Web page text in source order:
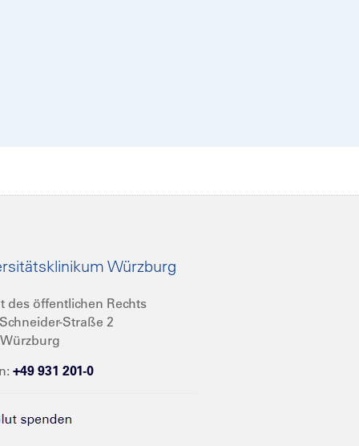
Würzburg
des öffentlichen Rechts
Straße 2
+49 931 201-0